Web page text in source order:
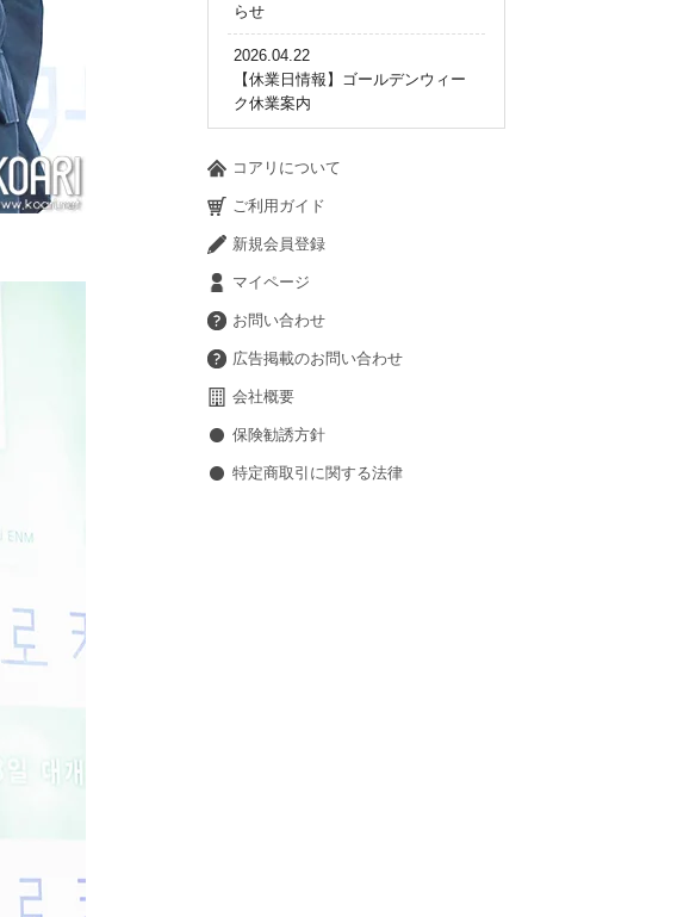
らせ
2026.04.22
【休業日情報】ゴールデンウィー
ク休業案内
コアリについて
ご利用ガイド
新規会員登録
マイページ
お問い合わせ
広告掲載のお問い合わせ
会社概要
保険勧誘方針
特定商取引に関する法律